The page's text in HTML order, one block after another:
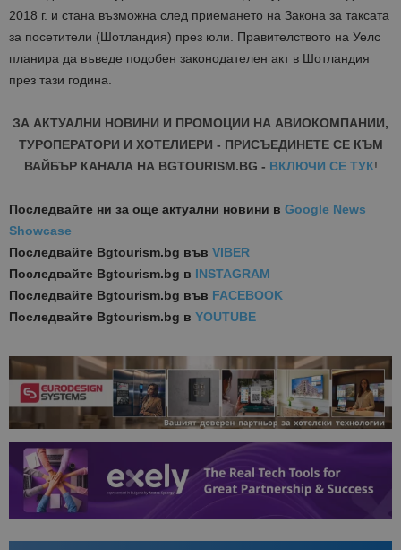
2018 г. и стана възможна след приемането на Закона за таксата
за посетители (Шотландия) през юли. Правителството на Уелс
планира да въведе подобен законодателен акт в Шотландия
през тази година.
ЗА АКТУАЛНИ НОВИНИ И ПРОМОЦИИ НА АВИОКОМПАНИИ,
ТУРОПЕРАТОРИ И ХОТЕЛИЕРИ - ПРИСЪЕДИНЕТЕ СЕ КЪМ
ВАЙБЪР КАНАЛА НА BGTOURISM.BG - ВКЛЮЧИ СЕ ТУК!
Последвайте ни за още актуални новини в Google News
Showcase
Последвайте Bgtourism.bg във VIBER
Последвайте Bgtourism.bg в INSTAGRAM
Последвайте Bgtourism.bg във FACEBOOK
Последвайте Bgtourism.bg в YOUTUBE